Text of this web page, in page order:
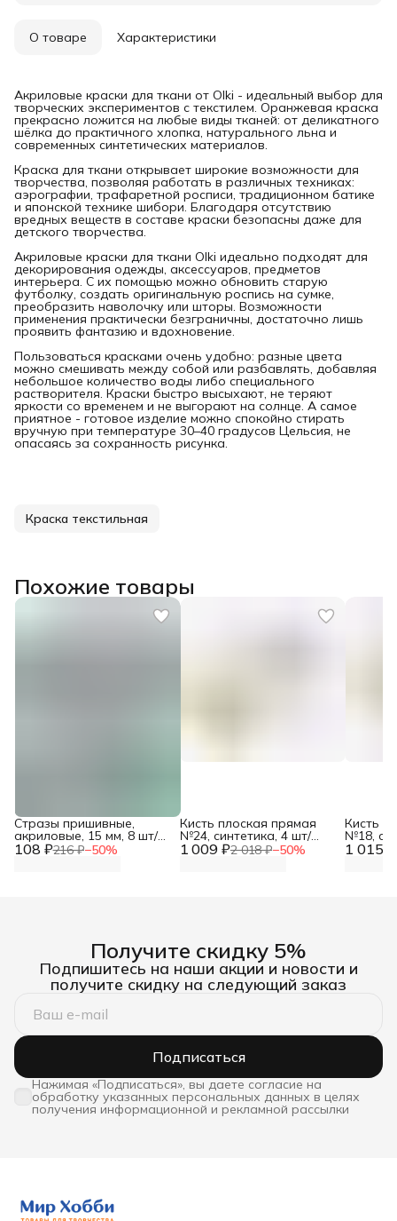
О товаре Характеристики
Акриловые краски для ткани от Olki - идеальный выбор для
творческих экспериментов с текстилем. Оранжевая краска
прекрасно ложится на любые виды тканей: от деликатного
шёлка до практичного хлопка, натурального льна и
современных синтетических материалов.
Краска для ткани открывает широкие возможности для
творчества, позволяя работать в различных техниках:
аэрографии, трафаретной росписи, традиционном батике
и японской технике шибори. Благодаря отсутствию
вредных веществ в составе краски безопасны даже для
детского творчества.
Акриловые краски для ткани Olki идеально подходят для
декорирования одежды, аксессуаров, предметов
интерьера. С их помощью можно обновить старую
футболку, создать оригинальную роспись на сумке,
преобразить наволочку или шторы. Возможности
применения практически безграничны, достаточно лишь
проявить фантазию и вдохновение.
Пользоваться красками очень удобно: разные цвета
можно смешивать между собой или разбавлять, добавляя
небольшое количество воды либо специального
растворителя. Краски быстро высыхают, не теряют
яркости со временем и не выгорают на солнце. А самое
приятное - готовое изделие можно спокойно стирать
вручную при температуре 30–40 градусов Цельсия, не
опасаясь за сохранность рисунка.
Краска текстильная
Похожие товары
108 ₽216 ₽−50%
Стразы пришивные,
акриловые, 15 мм, 8 шт/
упак (круглые), 1 009 ₽2 018 ₽−50%
Кисть плоская прямая
№24, синтетика, 4 шт/
упак, Артком 1 015 ₽
Кисть
№18,
Артком
Получите скидку 5%
Подпишитесь на наши акции и новости и
получите скидку на следующий заказ
Подписаться
Нажимая «Подписаться», вы даете согласие на
обработку указанных персональных данных в целях
получения информационной и рекламной рассылки